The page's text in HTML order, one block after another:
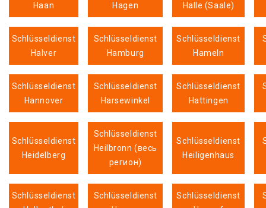
Haan
Hagen
Halle (Saale)
Schlüsseldienst
Halver
Schlüsseldienst
Hamburg
Schlüsseldienst
Hameln
Schlüsseldienst
Hannover
Schlüsseldienst
Harsewinkel
Schlüsseldienst
Hattingen
Schlüsseldienst
Heidelberg
Schlüsseldienst
Heilbronn (весь
регион)
Schlüsseldienst
Heiligenhaus
Schlüsseldienst
Schlüsseldienst
Schlüsseldienst